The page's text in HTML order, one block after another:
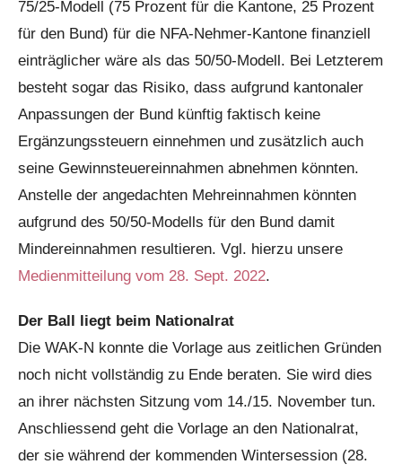
75/25-Modell (75 Prozent für die Kantone, 25 Prozent
für den Bund) für die NFA-Nehmer-Kantone finanziell
einträglicher wäre als das 50/50-Modell. Bei Letzterem
besteht sogar das Risiko, dass aufgrund kantonaler
Anpassungen der Bund künftig faktisch keine
Ergänzungssteuern einnehmen und zusätzlich auch
seine Gewinnsteuereinnahmen abnehmen könnten.
Anstelle der angedachten Mehreinnahmen könnten
aufgrund des 50/50-Modells für den Bund damit
Mindereinnahmen resultieren. Vgl. hierzu unsere
Medienmitteilung vom 28. Sept. 2022.
Der Ball liegt beim Nationalrat
Die WAK-N konnte die Vorlage aus zeitlichen Gründen
noch nicht vollständig zu Ende beraten. Sie wird dies
an ihrer nächsten Sitzung vom 14./15. November tun.
Anschliessend geht die Vorlage an den Nationalrat,
der sie während der kommenden Wintersession (28.